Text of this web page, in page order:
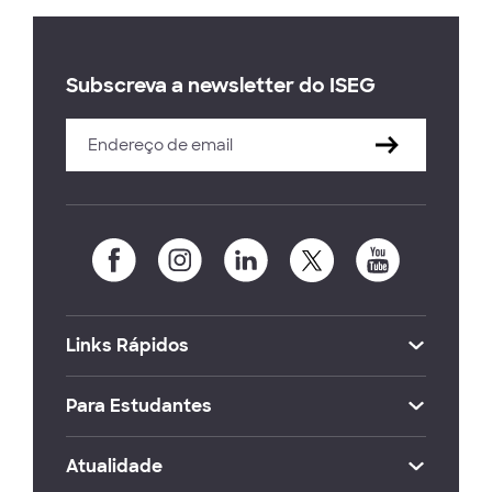
Subscreva a newsletter do ISEG
Links Rápidos
Para Estudantes
Atualidade